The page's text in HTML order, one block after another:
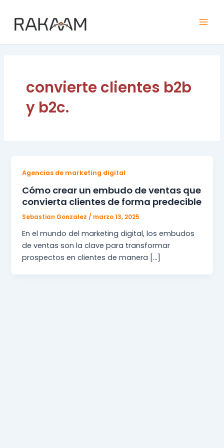
contenido
convierte clientes b2b
y b2c.
Agencias de marketing digital
Cómo crear un embudo de ventas que
convierta clientes de forma predecible
Sebastian Gonzalez / marzo 13, 2025
En el mundo del marketing digital, los embudos
de ventas son la clave para transformar
prospectos en clientes de manera […]